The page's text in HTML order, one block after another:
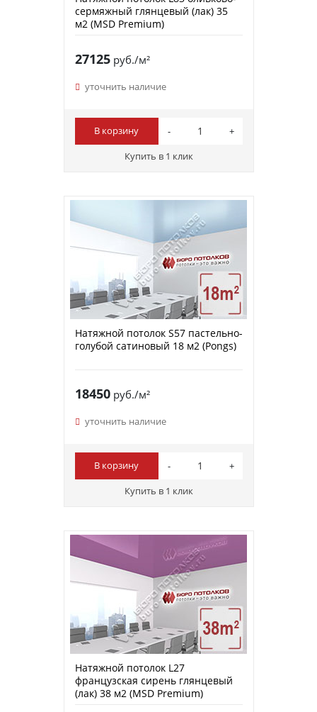
сермяжный глянцевый (лак) 35
м2 (MSD Premium)
27125руб./м²
уточнить наличие
В корзину
Купить в 1 клик
Натяжной потолок S57 пастельно-
голубой сатиновый 18 м2 (Pongs)
18450руб./м²
уточнить наличие
В корзину
Купить в 1 клик
Натяжной потолок L27
французская сирень глянцевый
(лак) 38 м2 (MSD Premium)